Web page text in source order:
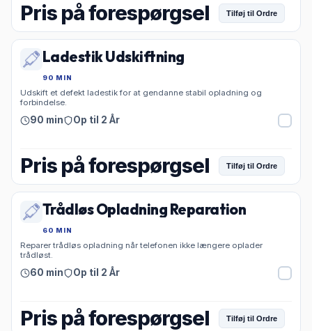
Pris på forespørgsel Tilføj til Ordre
Ladestik Udskiftning
90 MIN
Udskift et defekt ladestik for at gendanne stabil opladning og
forbindelse.
90 min Op til 2 År
Pris på forespørgsel Tilføj til Ordre
Trådløs Opladning Reparation
60 MIN
Reparer trådløs opladning når telefonen ikke længere oplader
trådløst.
60 min Op til 2 År
Pris på forespørgsel Tilføj til Ordre